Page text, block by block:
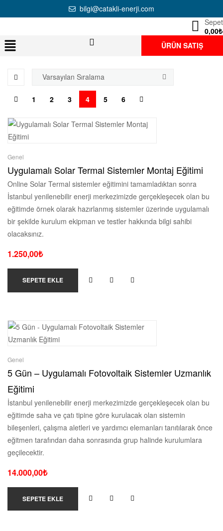
bilgi@catakli-enerji.com
Sepet
0,00₺
ÜRÜN SATIŞ
1 2 3 4 5 6
Genel
Uygulamalı Solar Termal Sistemler Montaj Eğitimi
Online Solar Termal sistemler eğitimini tamamladıktan sonra
İstanbul yenilenebilir enerji merkezimizde gerçekleşecek olan bu
eğitimde örnek olarak hazırlanmış sistemler üzerinde uygulamalı
bir şekilde kurulum ekipman ve testler hakkında bilgi sahibi
olacaksınız.
1.250,00₺
SEPETE EKLE
Genel
5 Gün – Uygulamalı Fotovoltaik Sistemler Uzmanlık
Eğitimi
İstanbul yenilenebilir enerji merkezimizde gerçekleşecek olan bu
eğitimde saha ve çatı tipine göre kurulacak olan sistemin
bileşenleri, çalışma aletleri ve yardımcı elemanları tanıtılarak önce
eğitmen tarafından daha sonrasında grup halinde kurulumlara
geçilecektir.
14.000,00₺
SEPETE EKLE